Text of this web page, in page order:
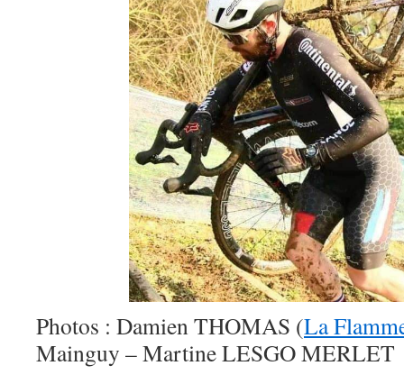
Photos : Damien THOMAS (La
Mainguy – Martine LESGO MERLET